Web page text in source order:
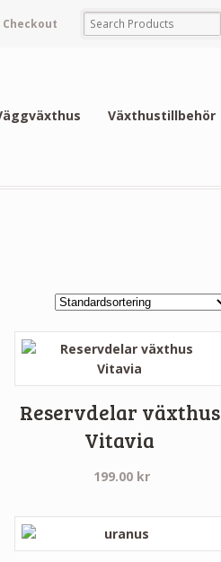
Checkout
Växthustillbehör
kr
Reservdelar växthus
Vitavia
199.00 kr